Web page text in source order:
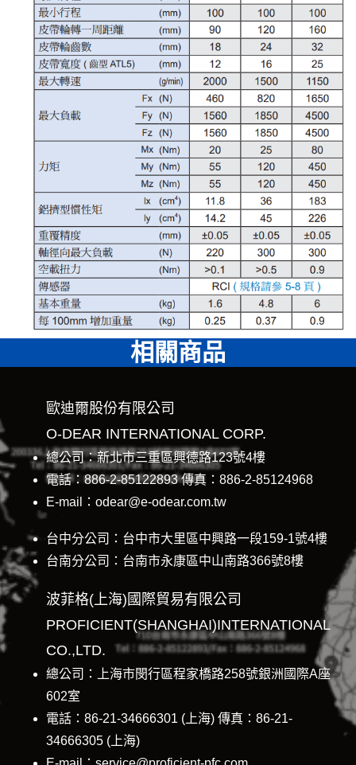
相關商品
歐迪爾股份有限公司
O-DEAR INTERNATIONAL CORP.
總公司：新北市三重區興德路123號4樓
電話：886-2-85122893 傳真：886-2-85124968
E-mail：odear@e-odear.com.tw
台中分公司：台中市大里區中興路一段159-1號4樓
台南分公司：台南市永康區中山南路366號8樓
波菲格(上海)國際貿易有限公司
PROFICIENT(SHANGHAI)INTERNATIONAL
CO.,LTD.
總公司：上海市閔行區程家橋路258號銀洲國際A座
602室
電話：86-21-34666301 (上海) 傳真：86-21-
34666305 (上海)